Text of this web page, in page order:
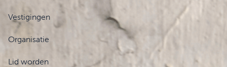
Vestigingen
Organisatie
Lid worden